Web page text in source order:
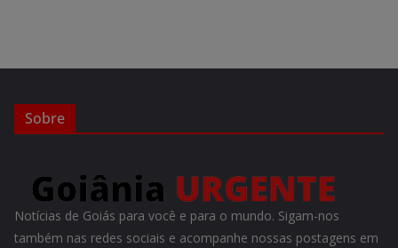
Sobre
Notícias de Goiás para você e para o mundo. Sigam-nos
também nas redes sociais e acompanhe nossas postagens em